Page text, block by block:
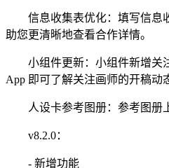
信息收集表优化：填写信息
助您更清晰地查看合作详情。
小组件更新：小组件新增关
App 即可了解关注画师的开稿动
人设卡参考图册：参考图册上
v8.2.0：
- 新增功能